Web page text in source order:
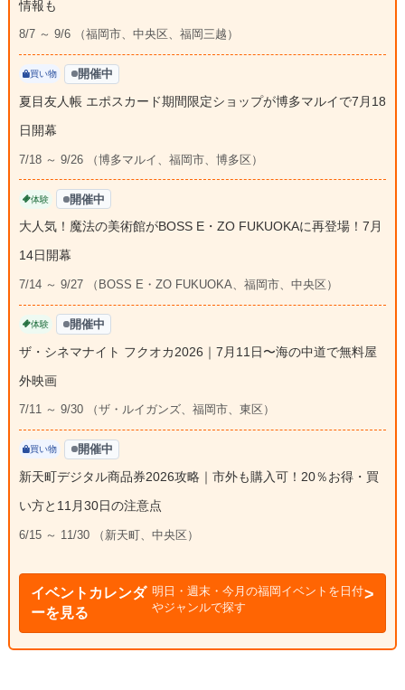
情報も
8/7 ～ 9/6 （福岡市、中央区、福岡三越）
買い物 開催中
夏目友人帳 エポスカード期間限定ショップが博多マルイで7月18
日開幕
7/18 ～ 9/26 （博多マルイ、福岡市、博多区）
体験 開催中
大人気！魔法の美術館がBOSS E・ZO FUKUOKAに再登場！7月
14日開幕
7/14 ～ 9/27 （BOSS E・ZO FUKUOKA、福岡市、中央区）
体験 開催中
ザ・シネマナイト フクオカ2026｜7月11日〜海の中道で無料屋
外映画
7/11 ～ 9/30 （ザ・ルイガンズ、福岡市、東区）
買い物 開催中
新天町デジタル商品券2026攻略｜市外も購入可！20％お得・買
い方と11月30日の注意点
6/15 ～ 11/30 （新天町、中央区）
イベントカレンダ
ーを見る
明日・週末・今月の福岡イベントを日付
やジャンルで探す